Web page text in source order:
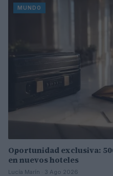
MUNDO
Oportunidad exclusiva:
en nuevos hoteles
Lucía Marín · 3 Ago 2026